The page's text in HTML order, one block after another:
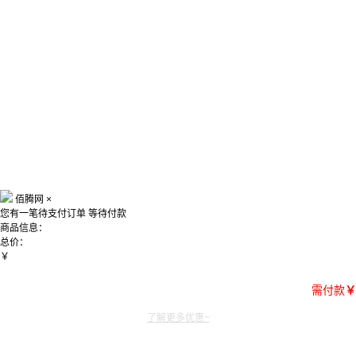
佰腾网 ×
您有一笔待支付订单 等待付款
商品信息：
总价：
￥
需付款￥
了解更多优惠~